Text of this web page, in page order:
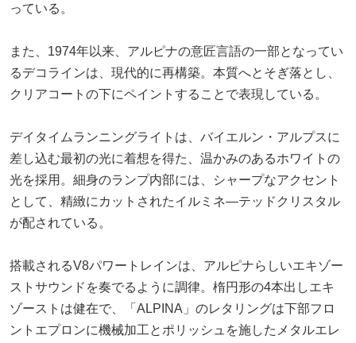
っている。
また、1974年以来、アルピナの意匠言語の一部となってい
るデコラインは、現代的に再構築。本質へとそぎ落とし、
クリアコートの下にペイントすることで表現している。
デイタイムランニングライトは、バイエルン・アルプスに
差し込む最初の光に着想を得た、温かみのあるホワイトの
光を採用。細身のランプ内部には、シャープなアクセント
として、精緻にカットされたイルミネ―テッドクリスタル
が配されている。
搭載されるV8パワートレインは、アルピナらしいエキゾー
ストサウンドを奏でるように調律。楕円形の4本出しエキ
ゾーストは健在で、「ALPINA」のレタリングは下部フロ
ントエプロンに機械加工とポリッシュを施したメタルエレ